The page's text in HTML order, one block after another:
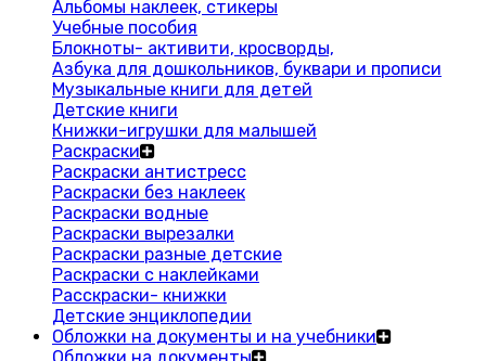
Альбомы наклеек, стикеры
Учебные пособия
Блокноты- активити, кросворды,
Азбука для дошкольников, буквари и прописи
Музыкальные книги для детей
Детские книги
Книжки-игрушки для малышей
Раскраски
Раскраски антистресс
Раскраски без наклеек
Раскраски водные
Раскраски вырезалки
Раскраски разные детские
Раскраски с наклейками
Расскраски- книжки
Детские энциклопедии
Обложки на документы и на учебники